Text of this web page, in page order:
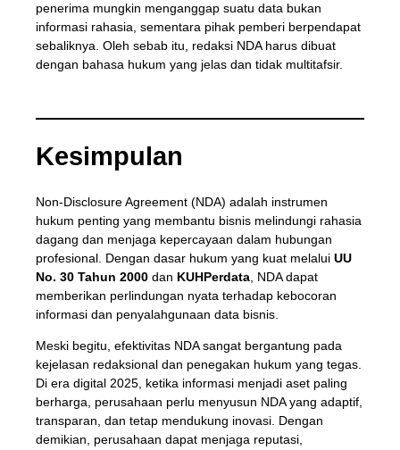
penerima mungkin menganggap suatu data bukan
informasi rahasia, sementara pihak pemberi berpendapat
sebaliknya. Oleh sebab itu, redaksi NDA harus dibuat
dengan bahasa hukum yang jelas dan tidak multitafsir.
Kesimpulan
Non-Disclosure Agreement (NDA) adalah instrumen
hukum penting yang membantu bisnis melindungi rahasia
dagang dan menjaga kepercayaan dalam hubungan
profesional. Dengan dasar hukum yang kuat melalui UU
No. 30 Tahun 2000dan KUHPerdata, NDA dapat
memberikan perlindungan nyata terhadap kebocoran
informasi dan penyalahgunaan data bisnis.
Meski begitu, efektivitas NDA sangat bergantung pada
kejelasan redaksional dan penegakan hukum yang tegas.
Di era digital 2025, ketika informasi menjadi aset paling
berharga, perusahaan perlu menyusun NDA yang adaptif,
transparan, dan tetap mendukung inovasi. Dengan
demikian, perusahaan dapat menjaga reputasi,